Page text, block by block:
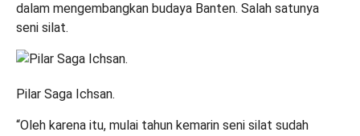
dalam mengembangkan budaya Banten. Salah satunya
seni silat.
Pilar Saga Ichsan.
“Oleh karena itu, mulai tahun kemarin seni silat sudah